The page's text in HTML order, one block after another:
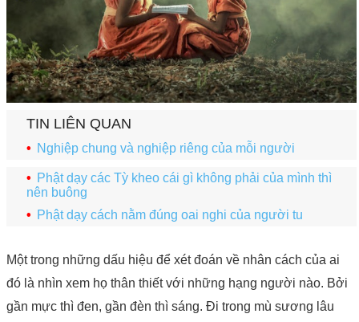
TIN LIÊN QUAN
Nghiệp chung và nghiệp riêng của mỗi người
Phật dạy các Tỳ kheo cái gì không phải của mình thì
nên buông
Phật dạy cách nằm đúng oai nghi của người tu
Một trong những dấu hiệu để xét đoán về nhân cách của ai
đó là nhìn xem họ thân thiết với những hạng người nào. Bởi
gần mực thì đen, gần đèn thì sáng. Đi trong mù sương lâu